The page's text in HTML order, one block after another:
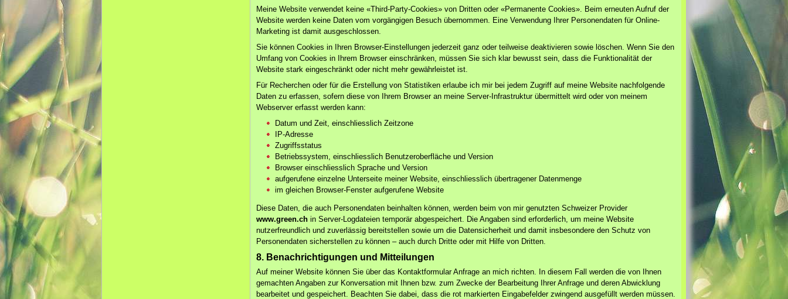
Meine Website verwendet keine «Third-Party-Cookies» von Dritten oder «Permanente Cookies». Beim erneuten Aufruf der
Website werden keine Daten vom vorgängigen Besuch übernommen. Eine Verwendung Ihrer Personendaten für Online-
Marketing ist damit ausgeschlossen.
Sie können Cookies in Ihren Browser-Einstellungen jederzeit ganz oder teilweise deaktivieren sowie löschen. Wenn Sie den
Umfang von Cookies in Ihrem Browser einschränken, müssen Sie sich klar bewusst sein, dass die Funktionalität der
Website stark eingeschränkt oder nicht mehr gewährleistet ist.
Für Recherchen oder für die Erstellung von Statistiken erlaube ich mir bei jedem Zugriff auf meine Website nachfolgende
Daten zu erfassen, sofern diese von Ihrem Browser an meine Server-Infrastruktur übermittelt wird oder von meinem
Webserver erfasst werden kann:
Datum und Zeit, einschliesslich Zeitzone
IP-Adresse
Zugriffsstatus
Betriebssystem, einschliesslich Benutzeroberfläche und Version
Browser einschliesslich Sprache und Version
aufgerufene einzelne Unterseite meiner Website, einschliesslich übertragener Datenmenge
im gleichen Browser-Fenster aufgerufene Website
Diese Daten, die auch Personendaten beinhalten können, werden beim von mir genutzten Schweizer Provider
www.green.chin Server-Logdateien temporär abgespeichert. Die Angaben sind erforderlich, um meine Website
nutzerfreundlich und zuverlässig bereitstellen sowie um die Datensicherheit und damit insbesondere den Schutz von
Personendaten sicherstellen zu können – auch durch Dritte oder mit Hilfe von Dritten.
8. Benachrichtigungen und Mitteilungen
Auf meiner Website können Sie über das Kontaktformular Anfrage an mich richten. In diesem Fall werden die von Ihnen
gemachten Angaben zur Konversation mit Ihnen bzw. zum Zwecke der Bearbeitung Ihrer Anfrage und deren Abwicklung
bearbeitet und gespeichert. Beachten Sie dabei, dass die rot markierten Eingabefelder zwingend ausgefüllt werden müssen.